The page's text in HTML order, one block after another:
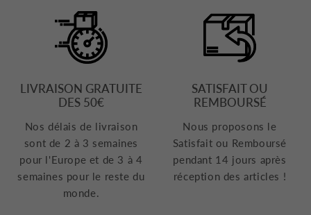
LIVRAISON GRATUITE
DES 50€
Nos délais de livraison
sont de 2 à 3 semaines
pour l'Europe et de 3 à 4
semaines pour le reste du
monde.
SATISFAIT OU
REMBOURSÉ
Nous proposons le
Satisfait ou Remboursé
pendant 14 jours après
réception des articles !